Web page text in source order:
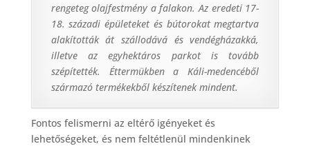
rengeteg olajfestmény a falakon. Az eredeti 17-
18. századi épületeket és bútorokat megtartva
alakították át szállodává és vendégházakká,
illetve az egyhektáros parkot is tovább
szépítették. Éttermükben a Káli-medencéből
származó termékekből készítenek mindent.
Fontos felismerni az eltérő igényeket és
lehetőségeket, és nem feltétlenül mindenkinek